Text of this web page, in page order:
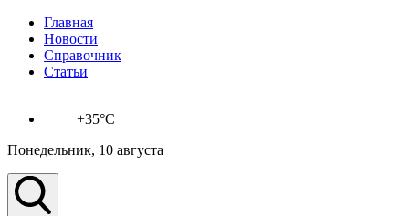
Главная
Новости
Справочник
Статьи
+35°C
Понедельник, 10 августа